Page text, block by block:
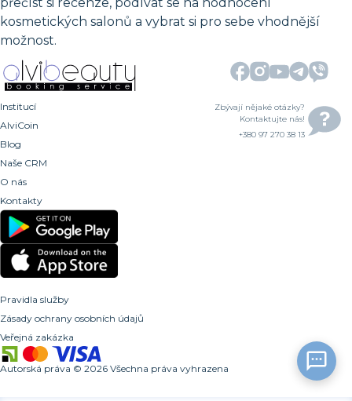
kosmetických salonů a vybrat si pro sebe vhodnější
možnost.
Institucí
AlviCoin
Blog
Naše CRM
O nás
Kontakty
Zbývají nějaké otázky?
Kontaktujte nás!
+380 97 270 38 13
Pravidla služby
Zásady ochrany osobních údajů
Veřejná zakázka
Autorská práva © 2026 Všechna práva vyhrazena